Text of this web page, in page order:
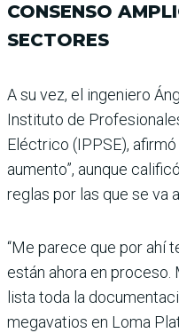
CONSENSO
SECTORES
A su vez, el ingeniero
Instituto de
Eléctrico (IPPSE),
aumento”, aunque
reglas por las que se va
“Me parece que por ahí
están ahora en proceso.
lista toda la
mega­vatios en Loma